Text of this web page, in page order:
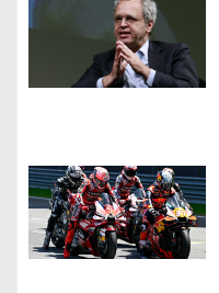
g
i
o
n